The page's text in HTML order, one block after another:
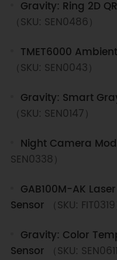
Gravity: Ring 2D
（SKU: SEN0486）
TMET6000
（SKU: SEN0043）
Gravity: Smart
（SKU: SEN0147）
Night Camera
SEN0338）
GAB100M-AK
Sensor
（SKU: FIT0319
Gravity: Color
Sensor
（SKU: SEN0611